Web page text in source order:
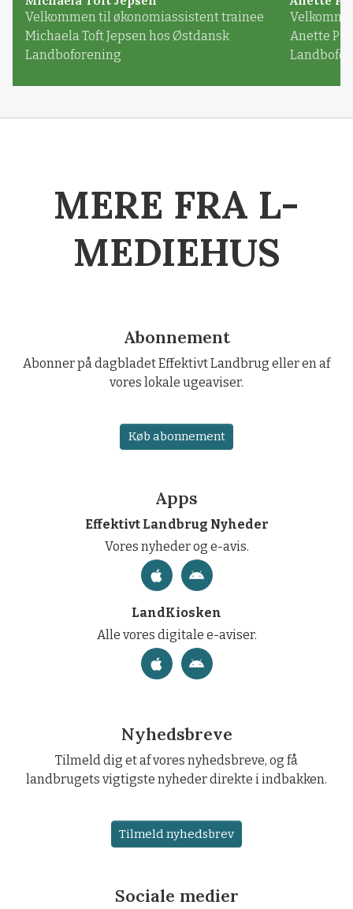
Velkommen til økonomiassistent trainee
Michaela Toft Jepsen hos Østdansk
Landboforening
Anette
MERE FRA L-
MEDIEHUS
Abonnement
Abonner på dagbladet Effektivt Landbrug eller en af
vores lokale ugeaviser.
Køb abonnement
Apps
Effektivt Landbrug Nyheder
Vores nyheder og e-avis.
LandKiosken
Alle vores digitale e-aviser.
Nyhedsbreve
Tilmeld dig et af vores nyhedsbreve, og få
landbrugets vigtigste nyheder direkte i indbakken.
Tilmeld nyhedsbrev
Sociale medier